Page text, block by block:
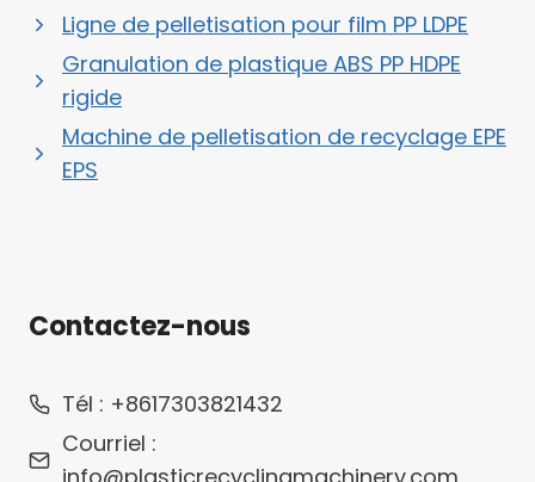
Ligne de pelletisation pour film PP LDPE
Granulation de plastique ABS PP HDPE
rigide
Machine de pelletisation de recyclage EPE
EPS
Contactez-nous
Tél : +8617303821432
Courriel :